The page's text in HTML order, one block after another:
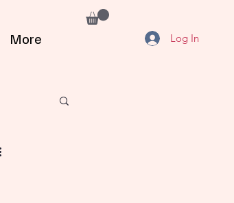
More Log In